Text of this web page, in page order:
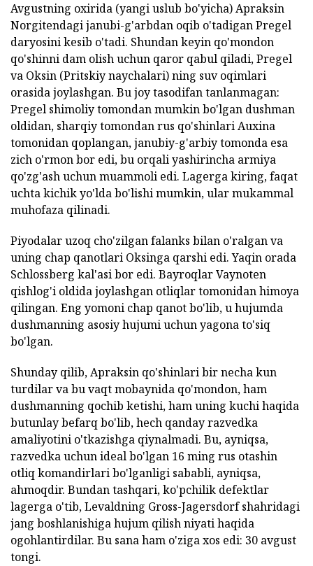
Avgustning oxirida (yangi uslub bo'yicha) Apraksin
Norgitendagi janubi-g'arbdan oqib o'tadigan Pregel
daryosini kesib o'tadi. Shundan keyin qo'mondon
qo'shinni dam olish uchun qaror qabul qiladi, Pregel
va Oksin (Pritskiy naychalari) ning suv oqimlari
orasida joylashgan. Bu joy tasodifan tanlanmagan:
Pregel shimoliy tomondan mumkin bo'lgan dushman
oldidan, sharqiy tomondan rus qo'shinlari Auxina
tomonidan qoplangan, janubiy-g'arbiy tomonda esa
zich o'rmon bor edi, bu orqali yashirincha armiya
qo'zg'ash uchun muammoli edi. Lagerga kiring, faqat
uchta kichik yo'lda bo'lishi mumkin, ular mukammal
muhofaza qilinadi.
Piyodalar uzoq cho'zilgan falanks bilan o'ralgan va
uning chap qanotlari Oksinga qarshi edi. Yaqin orada
Schlossberg kal'asi bor edi. Bayroqlar Vaynoten
qishlog'i oldida joylashgan otliqlar tomonidan himoya
qilingan. Eng yomoni chap qanot bo'lib, u hujumda
dushmanning asosiy hujumi uchun yagona to'siq
bo'lgan.
Shunday qilib, Apraksin qo'shinlari bir necha kun
turdilar va bu vaqt mobaynida qo'mondon, ham
dushmanning qochib ketishi, ham uning kuchi haqida
butunlay befarq bo'lib, hech qanday razvedka
amaliyotini o'tkazishga qiynalmadi. Bu, ayniqsa,
razvedka uchun ideal bo'lgan 16 ming rus otashin
otliq komandirlari bo'lganligi sababli, ayniqsa,
ahmoqdir. Bundan tashqari, ko'pchilik defektlar
lagerga o'tib, Levaldning Gross-Jagersdorf shahridagi
jang boshlanishiga hujum qilish niyati haqida
ogohlantirdilar. Bu sana ham o'ziga xos edi: 30 avgust
tongi.